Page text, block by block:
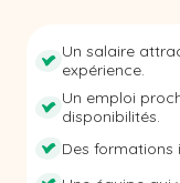
Un salaire
expérience.
Un emploi
disponibilités.
Des formations